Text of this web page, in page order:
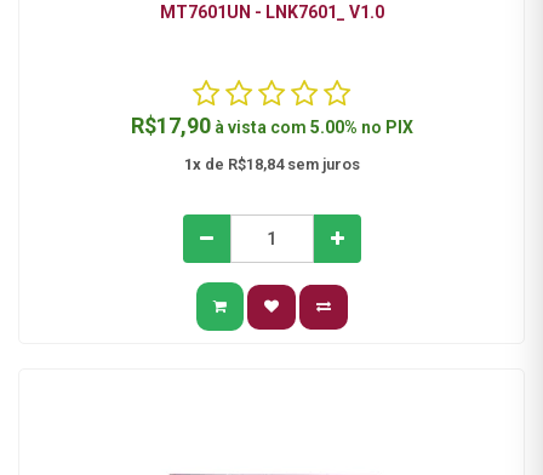
MT7601UN - LNK7601_ V1.0
R$17,90 à vista com 5.00% no PIX
1xde R$18,84 sem juros